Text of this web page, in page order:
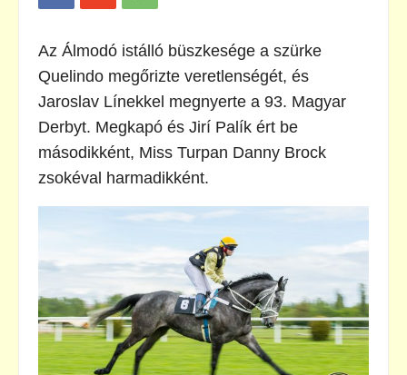
Az Álmodó istálló büszkesége a szürke
Quelindo megőrizte veretlenségét, és
Jaroslav Línekkel megnyerte a 93. Magyar
Derbyt. Megkapó és Jirí Palík ért be
másodikként, Miss Turpan Danny Brock
zsokéval harmadikként.